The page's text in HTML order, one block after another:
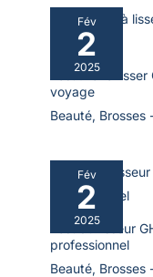
Fév
2
2025
Test : fer à
voyage
Beauté, Brosses
Fév
2
2025
Test du lisseur
professionnel
Beauté, Brosses